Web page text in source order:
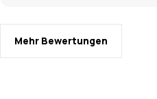
Mehr Bewertungen